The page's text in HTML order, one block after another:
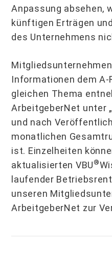
Anpassung absehen,
künftigen Erträgen
des Unternehmens
Informationen dem A-
gleichen Thema
ArbeitgeberNet unter
und nach
monatlichen
ist. Einzelheiten
aktualisierten VBU®
laufender
unseren
ArbeitgeberNet zur